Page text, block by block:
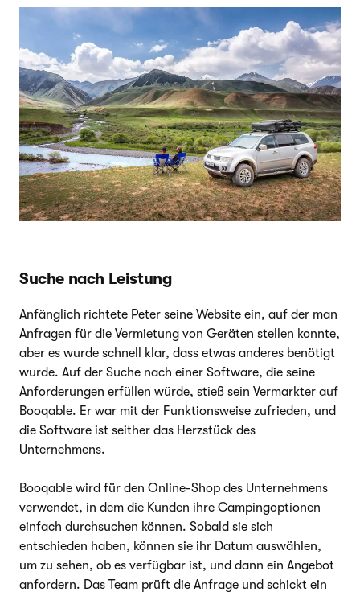
Suche nach Leistung
Anfänglich richtete Peter seine Website ein, auf der man
Anfragen für die Vermietung von Geräten stellen konnte,
aber es wurde schnell klar, dass etwas anderes benötigt
wurde. Auf der Suche nach einer Software, die seine
Anforderungen erfüllen würde, stieß sein Vermarkter auf
Booqable. Er war mit der Funktionsweise zufrieden, und
die Software ist seither das Herzstück des
Unternehmens.
Booqable wird für den Online-Shop des Unternehmens
verwendet, in dem die Kunden ihre Campingoptionen
einfach durchsuchen können. Sobald sie sich
entschieden haben, können sie ihr Datum auswählen,
um zu sehen, ob es verfügbar ist, und dann ein Angebot
anfordern. Das Team prüft die Anfrage und schickt ein